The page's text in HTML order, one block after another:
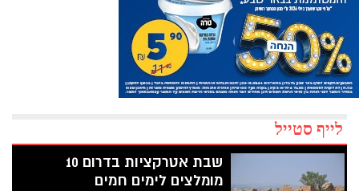
לייף סטייל
שבת אטרקציות בדרום 10
מומלצים לימים חמים